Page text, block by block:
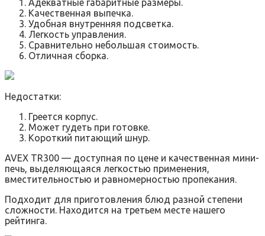
Качественная выпечка.
Удобная внутренняя подсветка.
Легкость управления.
Сравнительно небольшая стоимость.
Отличная сборка.
Недостатки:
Греется корпус.
Может гудеть при готовке.
Короткий питающий шнур.
AVEX TR300 — доступная по цене и качественная мини-
печь, выделяющаяся легкостью применения,
вместительностью и равномерностью пропекания.
Подходит для приготовления блюд разной степени
сложности. Находится на третьем месте нашего
рейтинга.